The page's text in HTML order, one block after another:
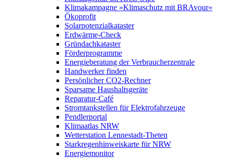
Klimakampagne »Klimaschutz mit BRAvour«
Ökoprofit
Solarpotenzialkataster
Erdwärme-Check
Gründachkataster
Förderprogramme
Energieberatung der Verbraucherzentrale
Handwerker finden
Persönlicher CO2-Rechner
Sparsame Haushaltsgeräte
Reparatur-Café
Stromtankstellen für Elektrofahrzeuge
Pendlerportal
Klimaatlas NRW
Wetterstation Lennestadt-Theten
Starkregenhinweiskarte für NRW
Energiemonitor